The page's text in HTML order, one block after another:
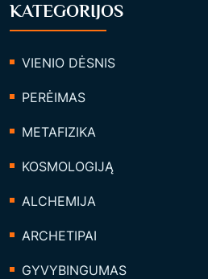
KATEGORIJOS
VIENIO DĖSNIS
PERĖIMAS
METAFIZIKA
KOSMOLOGIJĄ
ALCHEMIJA
ARCHETIPAI
GYVYBINGUMAS